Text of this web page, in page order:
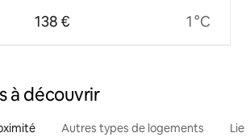
138 € 1 °C
à découvrir
Autres types de logements